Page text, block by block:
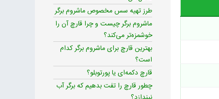
طرز تهیه سس مخصوص ماشروم برگر
ماشروم برگر چیست و چرا قارچ آن را
خوشمزه‌تر می‌کند؟
بهترین قارچ برای ماشروم برگر کدام
است؟
قارچ دکمه‌ای یا پورتوبلو؟
چطور قارچ را تفت بدهیم که برگر آب